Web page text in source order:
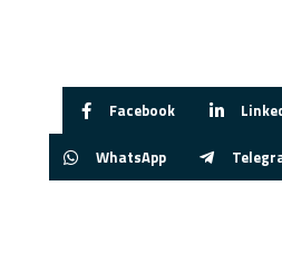
Facebook
WhatsApp